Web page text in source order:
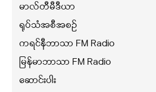
မာလ်တီမီဒီယာ
ရုပ်သံအစီအစဉ်
ကရင်နီဘာသာ FM Radio
မြန်မာဘာသာ FM Radio
ဆောင်းပါး